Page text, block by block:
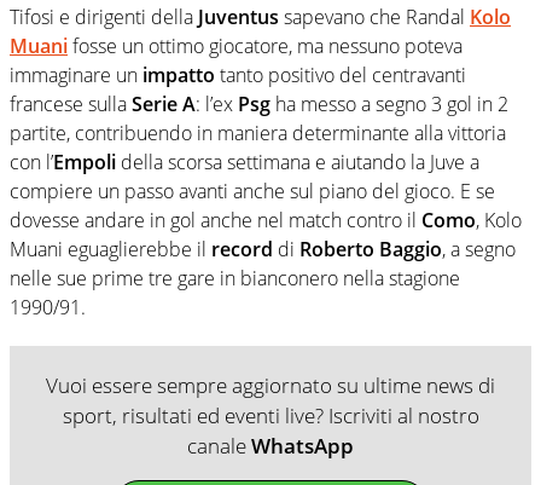
Tifosi e dirigenti della Juventus sapevano che Randal Kolo
Muanifosse un ottimo giocatore, ma nessuno poteva
immaginare un impatto tanto positivo del centravanti
francese sullaSerieA: l’ex Psg ha messo a segno 3 gol in 2
partite, contribuendo in maniera determinante alla vittoria
con l’Empoli della scorsa settimana e aiutando la Juve a
compiere un passo avanti anche sul piano del gioco. E se
dovesse andare in gol anche nel match contro il Como, Kolo
Muani eguaglierebbe il record di Roberto Baggio, a segno
nelle sue prime tre gare in bianconero nella stagione
1990/91.
Vuoi essere sempre aggiornato su ultime news di
sport, risultati ed eventi live? Iscriviti al nostro
canaleWhatsApp